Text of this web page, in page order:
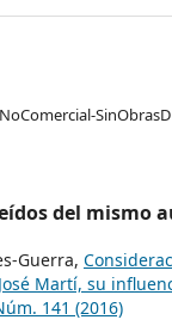
del mismo
Guerra,
Martí, su
141 (2016)